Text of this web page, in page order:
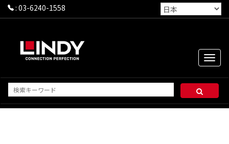
: 03-6240-1558
Toggle